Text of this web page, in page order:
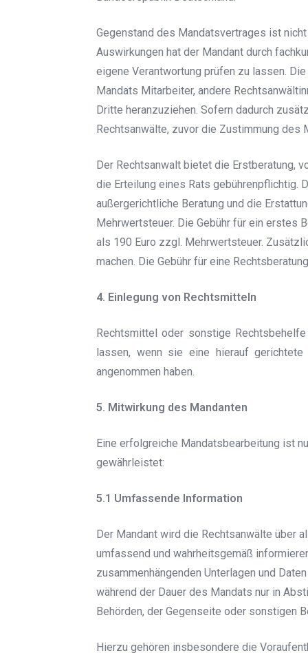
Gegenstand des Mandatsvertrages ist
Auswirkungen hat der Mandant durch
eigene Verantwortung prüfen zu lassen.
Mandats Mitarbeiter, andere
Dritte heranzuziehen. Sofern dadurch
Rechtsanwälte, zuvor die Zustimmung des
Der Rechtsanwalt bietet die Erstberatung,
die Erteilung eines Rats gebührenpflichtig.
außergerichtliche Beratung und die
Mehrwertsteuer. Die Gebühr für ein erstes
als 190 Euro zzgl. Mehrwertsteuer.
machen. Die Gebühr für eine
4. Einlegung von Rechtsmitteln
Rechtsmittel oder sonstige
lassen, wenn sie eine hierauf
angenommen haben.
5. Mitwirkung des Mandanten
Eine erfolgreiche Mandatsbearbeitung ist
gewährleistet:
5.1 Umfassende Information
Der Mandant wird die Rechtsanwälte über
umfassend und wahrheitsgemäß
zusammenhängenden Unterlagen und
während der Dauer des Mandats nur in
Behörden, der Gegenseite oder sonstigen
Hierzu gehören insbesondere die